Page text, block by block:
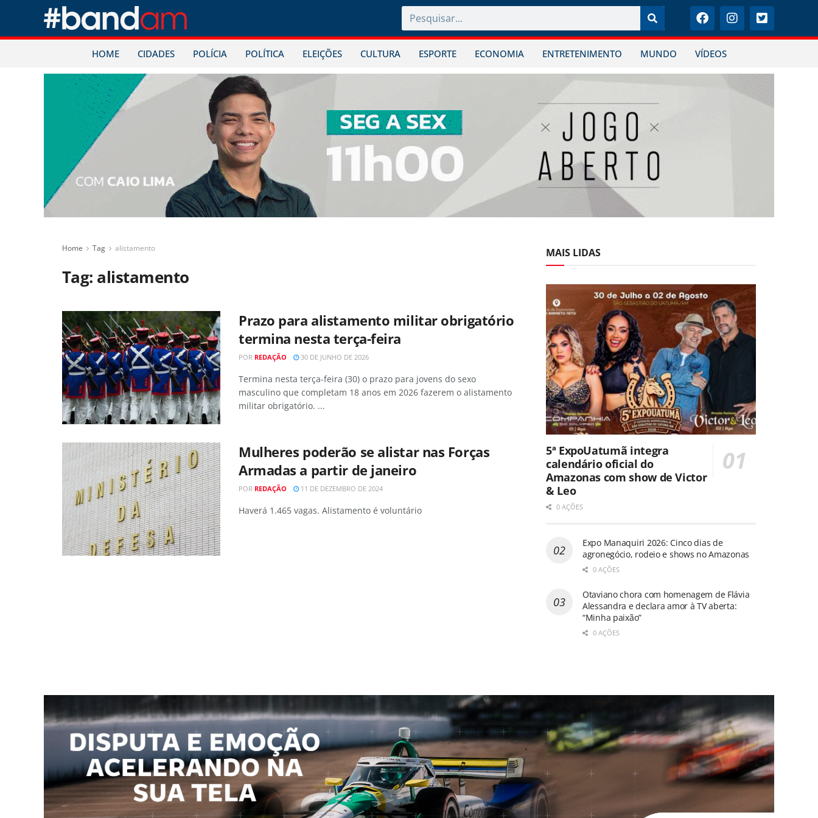
HOME CIDADES POLÍCIA POLÍTICA ELEIÇÕES CULTURA ESPORTE ECONOMIA ENTRETENIMENTO MUNDO VÍDEOS
Home Tag alistamento
Tag: alistamento
Prazo para alistamento militar obrigatório
termina nesta terça-feira
POR REDAÇÃO 30 DE JUNHO DE 2026
Termina nesta terça-feira (30) o prazo para jovens do sexo
masculino que completam 18 anos em 2026 fazerem o alistamento
militar obrigatório. ...
Mulheres poderão se alistar nas Forças
Armadas a partir de janeiro
POR REDAÇÃO 11 DE DEZEMBRO DE 2024
Haverá 1.465 vagas. Alistamento é voluntário
MAIS LIDAS
5ª ExpoUatumã integra
calendário oficial do
Amazonas com show de Victor
& Leo
0 AÇÕES
Expo Manaquiri 2026: Cinco dias de
agronegócio, rodeio e shows no Amazonas
0 AÇÕES
Otaviano chora com homenagem de Flávia
Alessandra e declara amor à TV aberta:
“Minha paixão”
0 AÇÕES